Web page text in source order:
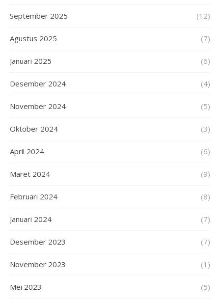
September 2025 (12)
Agustus 2025 (7)
Januari 2025 (6)
Desember 2024 (4)
November 2024 (5)
Oktober 2024 (3)
April 2024 (6)
Maret 2024 (9)
Februari 2024 (8)
Januari 2024 (7)
Desember 2023 (7)
November 2023 (1)
Mei 2023 (5)